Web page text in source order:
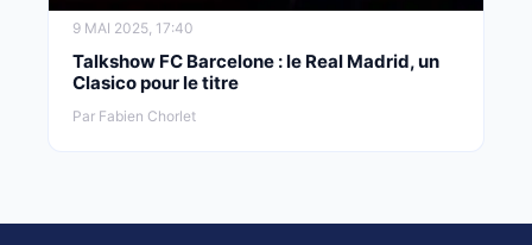
9 MAI 2025, 17:40
Talkshow FC Barcelone : le Real Madrid, un
Clasico pour le titre
Par Fabien Chorlet